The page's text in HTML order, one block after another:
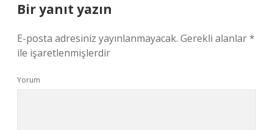
Bir yanıt yazın
E-posta adresiniz yayınlanmayacak. Gerekli alanlar*
ile işaretlenmişlerdir
Yorum